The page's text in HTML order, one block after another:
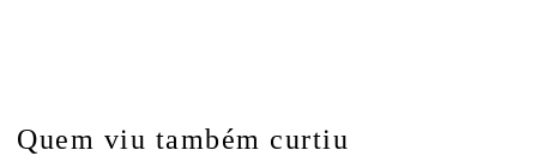
Quem viu também curtiu